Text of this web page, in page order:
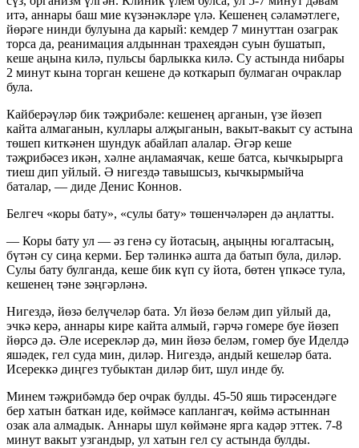
итә, аннары баш мие күзәнәкләре үлә. Кешенең сәламәтлеге,
йөрәге нинди булуына да карый: кемдер 7 минуттан озаграк
торса да, реанимация алдыннан трахеядән суын бушатып,
кеше аңына килә, пульсы барлыкка килә. Су астында нибары
2 минут кына торган кешене дә коткарып булмаган очраклар
була.
Кайберәүләр бик тәҗрибәле: кешенең арганын, үзе йөзеп
кайта алмаганын, куллары алҗыганын, вакыт-вакыт су астына
төшеп киткәнен шундук абайлап алалар. Әгәр кеше
тәҗрибәсез икән, хәлне аңламаячак, кеше батса, кычкырырга
тиеш дип уйлый. Ә нигездә тавышсыз, кычкырмыйча
баталар, — диде Денис Коннов.
Белгеч «коры бату», «сулы бату» төшенчәләрен дә аңлатты.
— Коры бату ул — әз генә су йотасың, аңыңны югалтасың,
бүтән су сиңа керми. Бер тәлинкә ашта да батып була, диләр.
Сулы бату булганда, кеше бик күп су йота, бөтен үпкәсе тула,
кешенең тәне зәңгәрләнә.
Нигездә, йөзә белүчеләр бата. Ул йөзә беләм дип уйлый да,
эчкә керә, аннары кире кайта алмый, гәрчә гомере буе йөзеп
йөрсә дә. Әле исерекләр дә, мин йөзә беләм, гомер буе Иделдә
яшәдек, гел суда мин, диләр. Нигездә, андый кешеләр бата.
Исереккә диңгез тубыктан диләр бит, шул инде бу.
Минем тәҗрибәмдә бер очрак булды. 45-50 яшь тирәсендәге
бер хатын баткан иде, көймәсе каплангач, көймә астыннан
озак ала алмадык. Аннары шул көймәне ярга кадәр эттек. 7-8
минут вакыт узгандыр, ул хатын гел су астында булды.